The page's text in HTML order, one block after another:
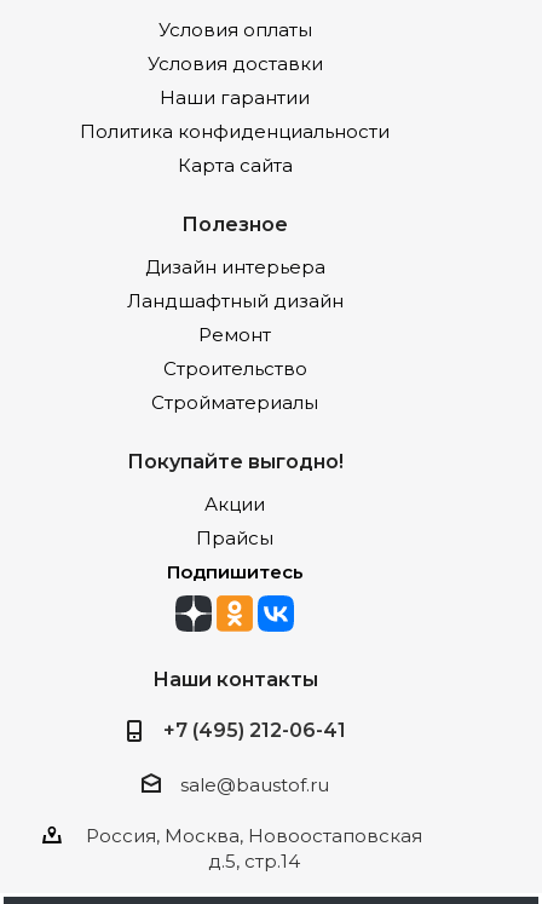
Условия оплаты
Условия доставки
Наши гарантии
Политика конфиденциальности
Карта сайта
Полезное
Дизайн интерьера
Ландшафтный дизайн
Ремонт
Строительство
Стройматериалы
Покупайте выгодно!
Акции
Прайсы
Подпишитесь
Наши контакты
+7 (495) 212-06-41
sale@baustof.ru
Россия, Москва, Новоостаповская
д.5, стр.14